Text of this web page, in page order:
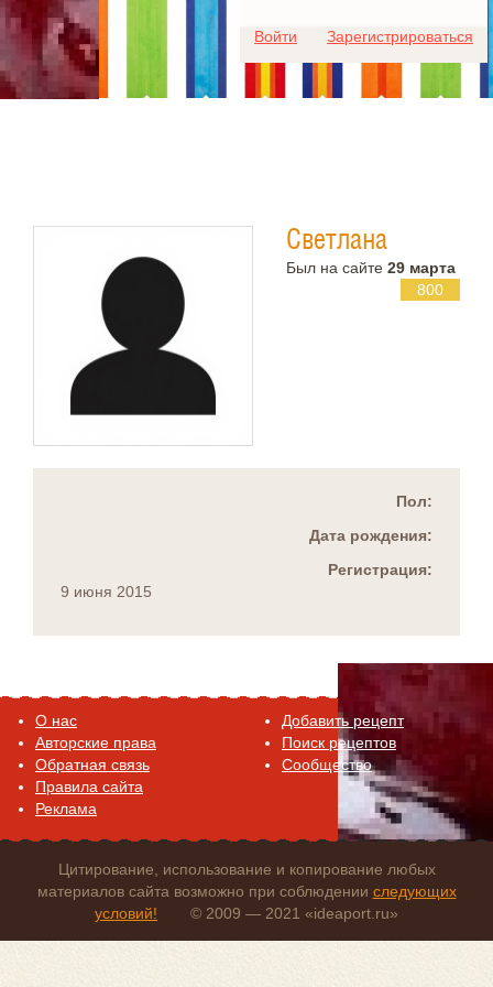
Войти Зарегистрироваться
Светлана
Был на сайте 29 марта
800
Пол:
Дата рождения:
Регистрация:
9 июня 2015
O нас
Авторские права
Обратная связь
Правила сайта
Реклама
Добавить рецепт
Поиск рецептов
Сообщество
Цитирование, использование и копирование любых
материалов сайта возможно при соблюдении следующих
условий!
© 2009 — 2021 «ideaport.ru»
Для любых предложений по